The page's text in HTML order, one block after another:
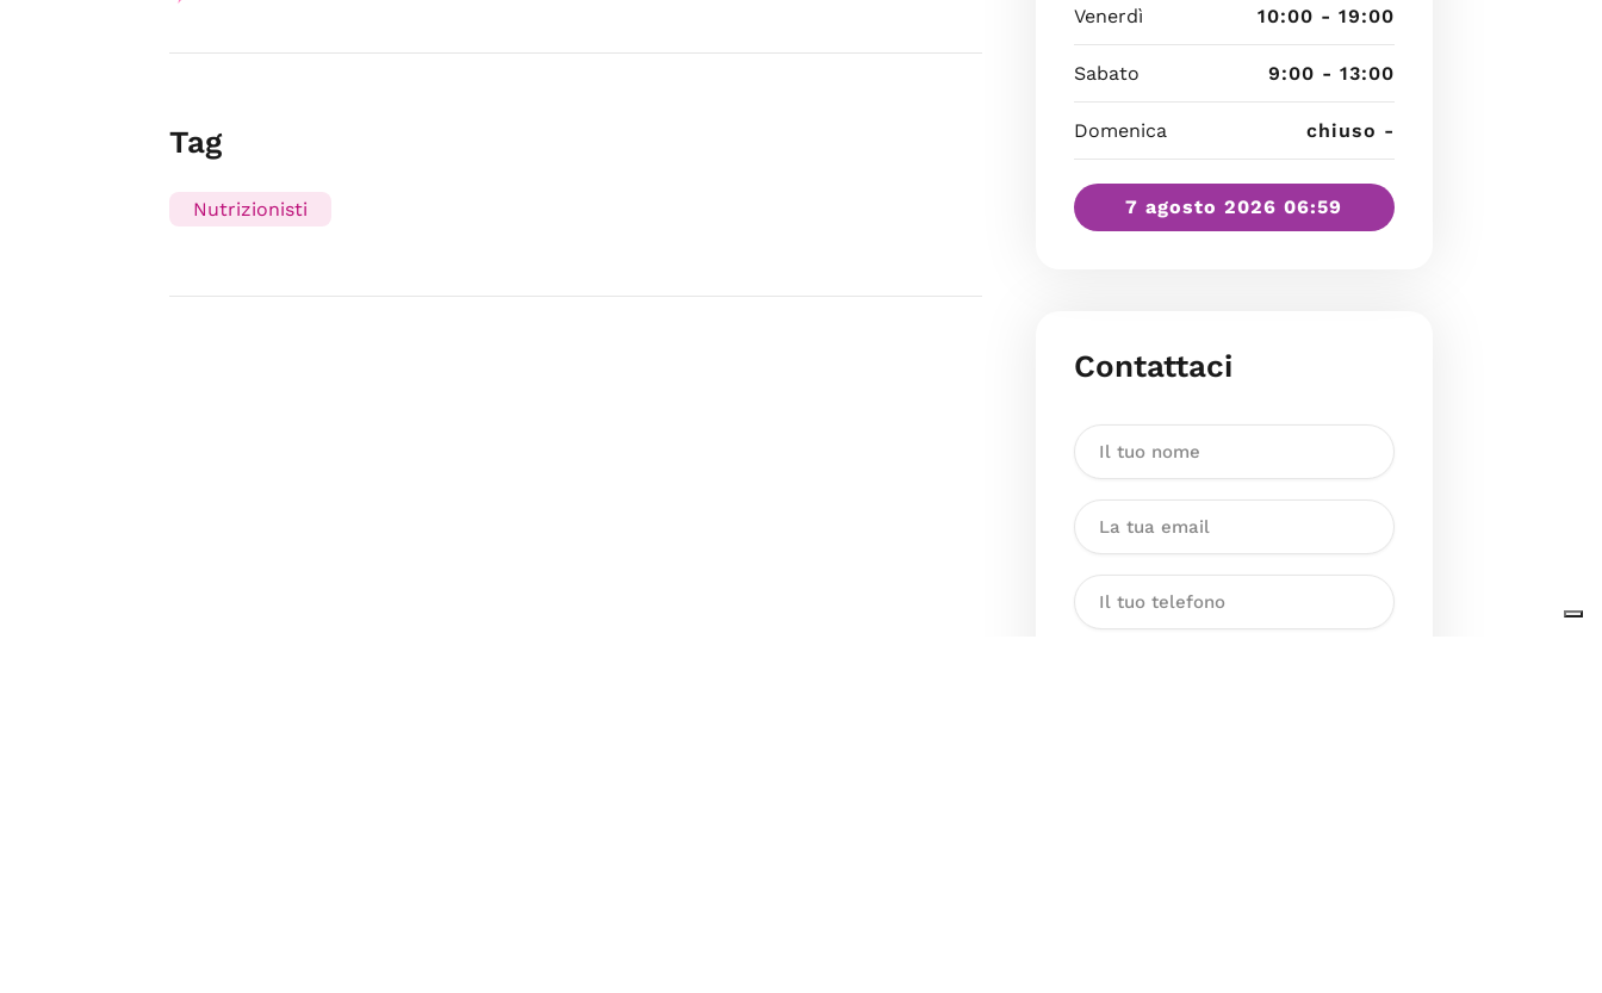
Tag
Nutrizionisti
Venerdì 10:00 - 19:00
Sabato 9:00 - 13:00
Domenica chiuso -
7 agosto 2026 06:59
Contattaci